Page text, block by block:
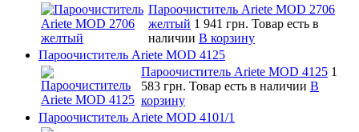
Пароочиститель Ariete MOD 2706
желтый 1 941 грн. Товар есть в
наличии В корзину
Пароочиститель Ariete MOD 4125
Пароочиститель Ariete MOD 4125 1
583 грн. Товар есть в наличии В
корзину
Пароочиститель Ariete MOD 4101/1